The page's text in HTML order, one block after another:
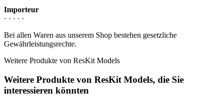
Importeur
· · · · ·
Bei allen Waren aus unserem Shop bestehen gesetzliche
Gewährleistungsrechte.
Weitere Produkte von ResKit Models
Weitere Produkte von ResKit Models, die Sie
interessieren könnten